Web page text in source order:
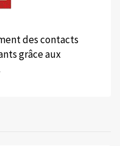
des contacts
grâce aux